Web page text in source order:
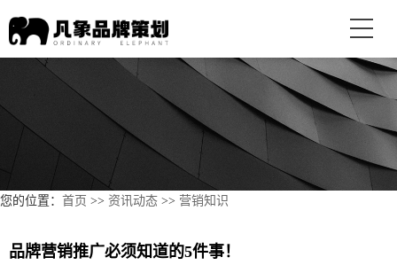
您的位置： 首页 >> 资讯动态 >> 营销知识
品牌营销推广必须知道的5件事！